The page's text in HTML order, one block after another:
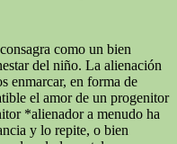
como un bien
del niño. La alienación
enmarcar, en forma de
el amor de un progenitor
*alienador a menudo ha
y lo repite, o bien